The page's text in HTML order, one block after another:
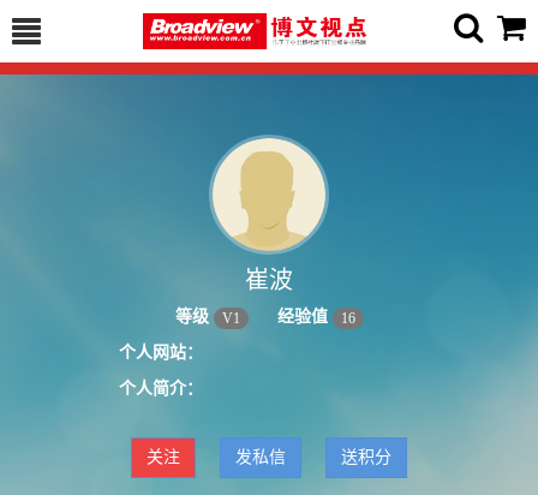
崔波
等级 V1 经验值 16
个人网站：
个人简介：
关注 发私信 送积分